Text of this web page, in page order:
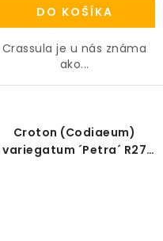
DO KOŠÍKA
Crassula je u nás známa
ako...
Croton (Codiaeum)
variegatum ´Petra´ R27